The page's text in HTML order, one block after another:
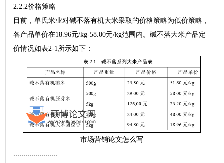
2.2.2价格策略
目前，单氏米业对碱不落有机大米采取的价格策略为低价策略，
各产品单价在18.96元/kg-58.00元/kg范围内。碱不落大米产品定
价情况如表2-1所示如下：
市场营销论文怎么写
......................